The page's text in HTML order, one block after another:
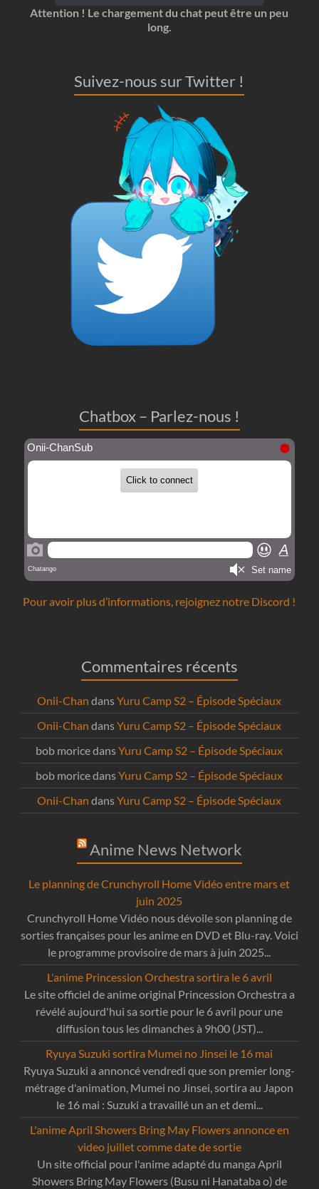
Attention ! Le chargement du chat peut être un peu
long.
Suivez-nous sur Twitter !
Chatbox – Parlez-nous !
Pour avoir plus d’informations, rejoignez notre Discord !
Commentaires récents
Onii-Chan dansYuru Camp S2 – Épisode Spéciaux
Onii-Chan dansYuru Camp S2 – Épisode Spéciaux
bob moricedansYuru Camp S2 – Épisode Spéciaux
bob moricedansYuru Camp S2 – Épisode Spéciaux
Onii-Chan dansYuru Camp S2 – Épisode Spéciaux
Anime News Network
Le planning de Crunchyroll Home Vidéo entre mars et
juin 2025
Crunchyroll Home Vidéo nous dévoile son planning de
sorties françaises pour les anime en DVD et Blu-ray. Voici
le programme provisoire de mars à juin 2025...
L'anime Princession Orchestra sortira le 6 avril
Le site officiel de anime original Princession Orchestra a
révélé aujourd'hui sa sortie pour le 6 avril pour une
diffusion tous les dimanches à 9h00 (JST)...
Ryuya Suzuki sortira Mumei no Jinsei le 16 mai
Ryuya Suzuki a annoncé vendredi que son premier long-
métrage d'animation, Mumei no Jinsei, sortira au Japon
le 16 mai : Suzuki a travaillé un an et demi...
L'anime April Showers Bring May Flowers annonce en
video juillet comme date de sortie
Un site official pour l'anime adapté du manga April
Showers Bring May Flowers (Busu ni Hanataba o) de